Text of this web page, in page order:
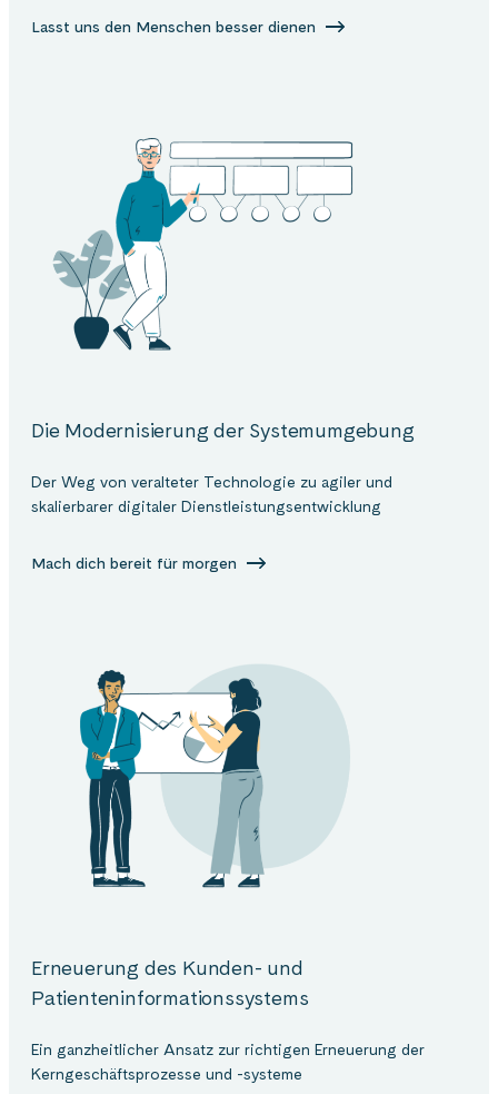
Lasst uns den Menschen besser dienen
Die Modernisierung der Systemumgebung
Der Weg von veralteter Technologie zu agiler und
skalierbarer digitaler Dienstleistungsentwicklung
Mach dich bereit für morgen
Erneuerung des Kunden- und
Patienteninformationssystems
Ein ganzheitlicher Ansatz zur richtigen Erneuerung der
Kerngeschäftsprozesse und -systeme